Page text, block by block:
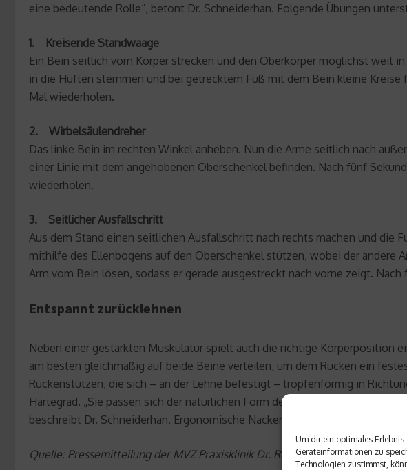
Um dir ein optimales
Geräteinformationen zu
Technologien zustimmst,
eine bedeutende Rolle“, betont Dr. Schneiderhan. Folgende Übungen
1. Kreisende Standwaage
Ein Bein seitlich vom Körper strecken und den Oberkörper möglichst weit
in die Hüften stemmen und bei getrecktem Fuß mit dem Bein kleine
Mal wiederholen.
2. Wirbelsäulendreher
Das linke Bein im rechten Winkel anheben. Nun die Arme seitlich nach
einer Linie mit dem angehobenen Oberschenkel befinden. Nach fünf
wiederholen.
3. Seitlicher Ausfallschritt
Aus dem Stand einen seitlichen Ausfallschritt nach rechts machen und die
mithilfe des Ellenbogens auf den Oberschenkel stützen, wobei der andere
Arm vom Bein lösen, sodass er gerade ausgestreckt nach vorne zeigt.
Entspannt zurücklehnen
Neben einer gestärkten Muskulatur spielt auch die richtige Körperposition
am besten gleichmäßig auf beide Beine verteilen, um dem Rücken ein
Rückenstützen, die sich – an der Lehne befestigt – tropfenförmig in
Härtegrad. „Sie passen sich der natürlichen Form der Wirbelsäule an und
beschreibt Dr. Schneiderhan. Ergonomische Nackenkissen stabilisieren
Quelle: Pressemitteilung der MVZ Praxisklinik Dr. Reinhard Schneiderhan